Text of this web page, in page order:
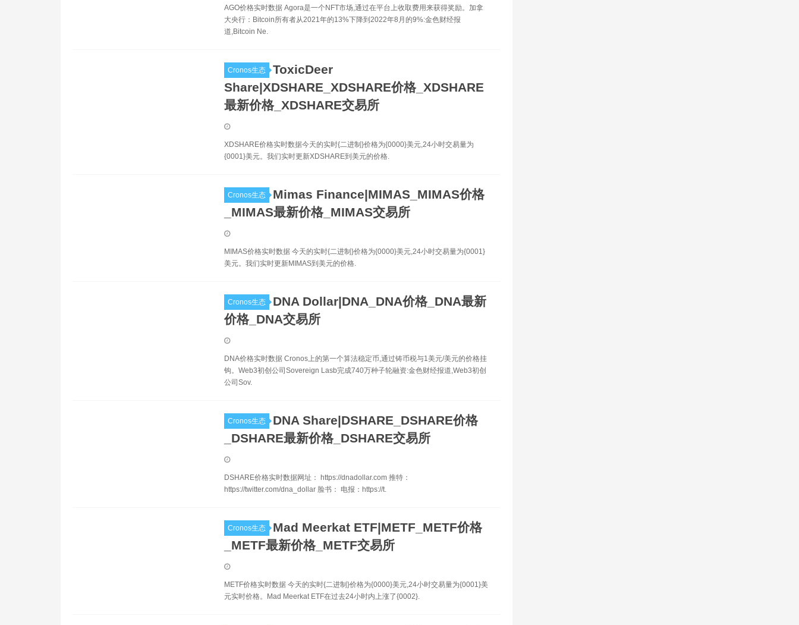
AGO价格实时数据 Agora是一个NFT市场,通过在平台上收取费用来获得奖励。加拿
大央行：Bitcoin所有者从2021年的13%下降到2022年8月的9%:金色财经报
道,Bitcoin Ne.
Cronos生态
ToxicDeer
Share|XDSHARE_XDSHARE价格_XDSHARE
最新价格_XDSHARE交易所
XDSHARE价格实时数据今天的实时{二进制}价格为{0000}美元,24小时交易量为
{0001}美元。我们实时更新XDSHARE到美元的价格.
Cronos生态
Mimas Finance|MIMAS_MIMAS价格
_MIMAS最新价格_MIMAS交易所
MIMAS价格实时数据 今天的实时{二进制}价格为{0000}美元,24小时交易量为{0001}
美元。我们实时更新MIMAS到美元的价格.
Cronos生态
DNA Dollar|DNA_DNA价格_DNA最新
价格_DNA交易所
DNA价格实时数据 Cronos上的第一个算法稳定币,通过铸币税与1美元/美元的价格挂
钩。Web3初创公司Sovereign Lasb完成740万种子轮融资:金色财经报道,Web3初创
公司Sov.
Cronos生态
DNA Share|DSHARE_DSHARE价格
_DSHARE最新价格_DSHARE交易所
DSHARE价格实时数据网址： https://dnadollar.com 推特：
https://twitter.com/dna_dollar 脸书： 电报：https://t.
Cronos生态
Mad Meerkat ETF|METF_METF价格
_METF最新价格_METF交易所
METF价格实时数据 今天的实时{二进制}价格为{0000}美元,24小时交易量为{0001}美
元实时价格。Mad Meerkat ETF在过去24小时内上涨了{0002}.